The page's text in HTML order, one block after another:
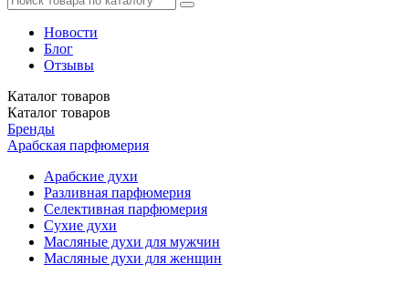
Новости
Блог
Отзывы
Каталог товаров
Каталог товаров
Бренды
Арабская парфюмерия
Арабские духи
Разливная парфюмерия
Селективная парфюмерия
Сухие духи
Масляные духи для мужчин
Масляные духи для женщин